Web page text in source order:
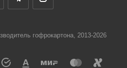
гофрокартона, 2013-2026